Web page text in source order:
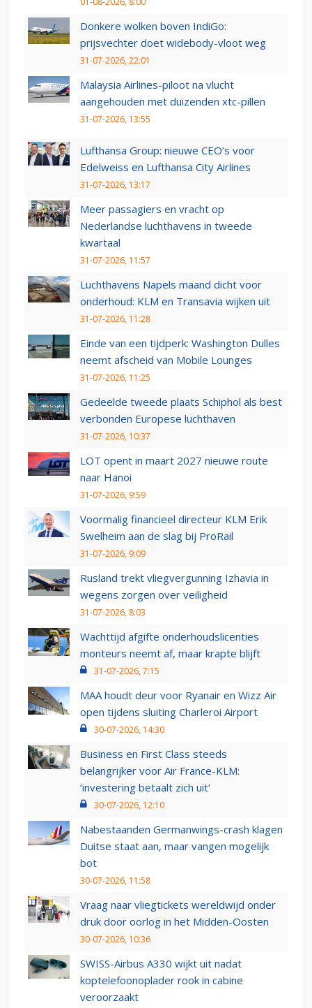
Donkere wolken boven IndiGo:
prijsvechter doet widebody-vloot weg
31-07-2026, 22:01
Malaysia Airlines-piloot na vlucht
aangehouden met duizenden xtc-pillen
31-07-2026, 13:55
Lufthansa Group: nieuwe CEO’s voor
Edelweiss en Lufthansa City Airlines
31-07-2026, 13:17
Meer passagiers en vracht op
Nederlandse luchthavens in tweede
kwartaal
31-07-2026, 11:57
Luchthavens Napels maand dicht voor
onderhoud: KLM en Transavia wijken uit
31-07-2026, 11:28
Einde van een tijdperk: Washington Dulles
neemt afscheid van Mobile Lounges
31-07-2026, 11:25
Gedeelde tweede plaats Schiphol als best
verbonden Europese luchthaven
31-07-2026, 10:37
LOT opent in maart 2027 nieuwe route
naar Hanoi
31-07-2026, 9:59
Voormalig financieel directeur KLM Erik
Swelheim aan de slag bij ProRail
31-07-2026, 9:09
Rusland trekt vliegvergunning Izhavia in
wegens zorgen over veiligheid
31-07-2026, 8:03
Wachttijd afgifte onderhoudslicenties
monteurs neemt af, maar krapte blijft
31-07-2026, 7:15
MAA houdt deur voor Ryanair en Wizz Air
open tijdens sluiting Charleroi Airport
30-07-2026, 14:30
Business en First Class steeds
belangrijker voor Air France-KLM:
‘investering betaalt zich uit’
30-07-2026, 12:10
Nabestaanden Germanwings-crash klagen
Duitse staat aan, maar vangen mogelijk
bot
30-07-2026, 11:58
Vraag naar vliegtickets wereldwijd onder
druk door oorlog in het Midden-Oosten
30-07-2026, 10:36
SWISS-Airbus A330 wijkt uit nadat
koptelefoonoplader rook in cabine
veroorzaakt